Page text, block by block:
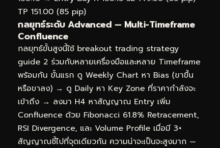
TP 151.00 (85 pip)
กลยุทธ์ระดับ Advanced — Multi-Timeframe
Confluence
กลยุทธ์ขั้นสูงนี้ใช้ breakout trading strategy
guide 2 ร่วมกับหลายเครื่องมือและหลาย Timeframe
พร้อมกัน ขั้นแรก ดู Weekly Chart หา Bias (ขาขึ้น
หรือขาลง) → ดู Daily หา Key Zone ที่ราคากำลังจะ
เข้าถึง → ลงมา H4 หาสัญญาณ Entry เพิ่ม
Confluence ด้วย Fibonacci 61.8% Retracement,
RSI Divergence, และ Volume Profile เมื่อมี 3+
สัญญาณชี้ไปที่จุดเดียวกัน ความน่าจะเป็นจะสูงมาก —